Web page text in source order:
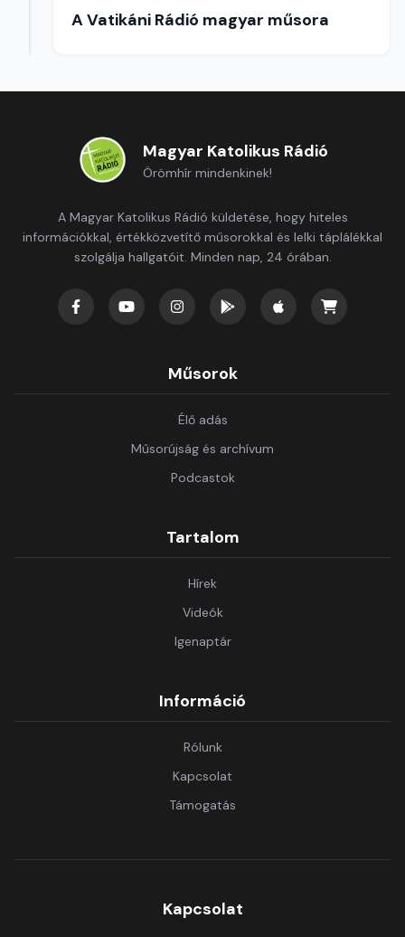
A Vatikáni Rádió magyar műsora
Magyar Katolikus Rádió
Örömhír mindenkinek!
A Magyar Katolikus Rádió küldetése, hogy hiteles
információkkal, értékközvetítő műsorokkal és lelki táplálékkal
szolgálja hallgatóit. Minden nap, 24 órában.
Műsorok
Élő adás
Műsorújság és archívum
Podcastok
Tartalom
Hírek
Videók
Igenaptár
Információ
Rólunk
Kapcsolat
Támogatás
Kapcsolat